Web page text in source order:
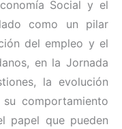
Social y el
como un pilar
del empleo y el
en la Jornada
la evolución
comportamiento
papel que pueden